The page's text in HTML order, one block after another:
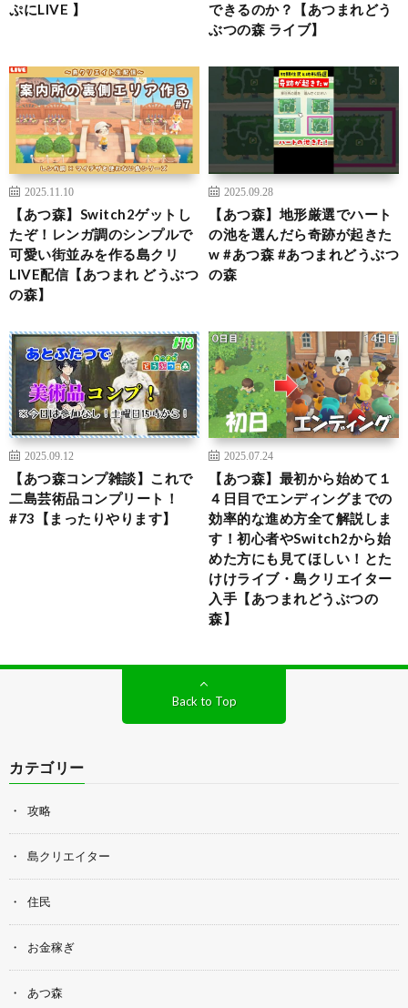
ぷにLIVE 】
できるのか？【あつまれどう
ぶつの森 ライブ】
2025.11.10
【あつ森】Switch2ゲットし
たぞ！レンガ調のシンプルで
可愛い街並みを作る島クリ
LIVE配信【あつまれ どうぶつ
の森】
2025.09.28
【あつ森】地形厳選でハート
の池を選んだら奇跡が起きた
w #あつ森 #あつまれどうぶつ
の森
2025.09.12
【あつ森コンプ雑談】これで
二島芸術品コンプリート！
#73【まったりやります】
2025.07.24
【あつ森】最初から始めて１
４日目でエンディングまでの
効率的な進め方全て解説しま
す！初心者やSwitch2から始
めた方にも見てほしい！とた
けけライブ・島クリエイター
入手【あつまれどうぶつの
森】
Back to Top
カテゴリー
攻略
島クリエイター
住民
お金稼ぎ
あつ森